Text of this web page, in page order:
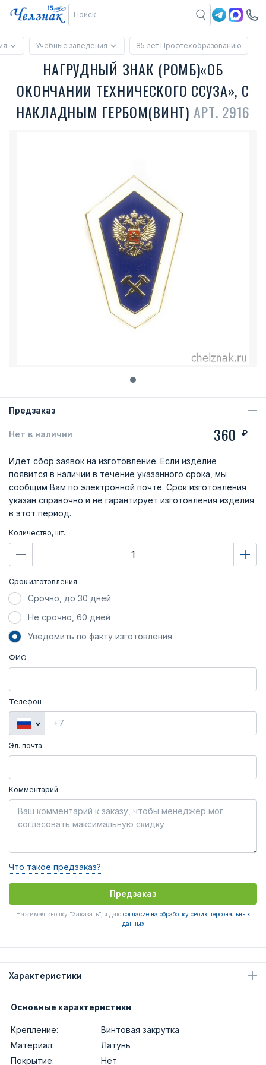
Учебные заведения 85 лет Профтехобразованию
НАГРУДНЫЙ ЗНАК (РОМБ)«ОБ
ОКОНЧАНИИ ТЕХНИЧЕСКОГО ССУЗА», С
НАКЛАДНЫМ ГЕРБОМ(ВИНТ) АРТ. 2916
Предзаказ
Нет в наличии 360 ₽
Идет сбор заявок на изготовление. Если изделие
появится в наличии в течение указанного срока, мы
сообщим Вам по электронной почте. Срок изготовления
указан справочно и не гарантирует изготовления изделия
в этот период.
Количество, шт.
Срок изготовления
Срочно, до 30 дней
Не срочно, 60 дней
Уведомить по факту изготовления
ФИО
Телефон
Эл. почта
Комментарий
Что такое предзаказ?
Предзаказ
Нажимая кнопку "Заказать", я даю согласие на обработку своих персональных
данных
Характеристики
Основные характеристики
Крепление:
Винтовая закрутка
Материал:
Латунь
Покрытие:
Нет